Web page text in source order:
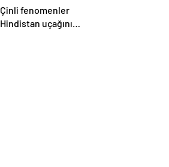
Çinli fenomenler
Hindistan uçağının